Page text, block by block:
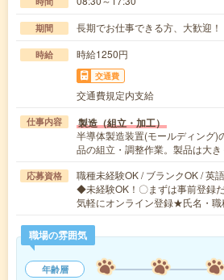
期間 長期でお仕事できる方、大歓迎！
時給 時給1250円
交通費
交通費規定内支給
仕事内容 製造（組立・加工）
半導体製造装置(モールディング)
品の組立・調整作業。製品は大
応募資格
職種未経験OK / ブランクOK / 英
◆未経験OK！〇まずは事前登録
気軽にオンライン登録★氏名・
職場の雰囲気
年齢層